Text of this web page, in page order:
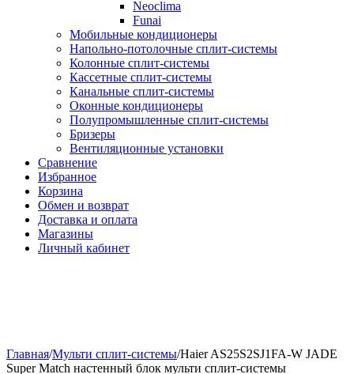
Neoclima
Funai
Мобильные кондиционеры
Напольно-потолоч​ные ​сплит-системы
Колонные ​​сплит-системы
Кассетные сплит-системы
Канальные сплит-системы
Оконные кондиционеры
Полупромышленные сплит-системы
Бризеры
Вентиляционные установки
Сравнение
Избранное
Корзина
Обмен и возврат
Доставка и оплата
Магазины
Личный кабинет
Главная/Мульти сплит-системы/Haier AS25S2SJ1FA-W JADE
Super Match настенный блок мульти сплит-системы